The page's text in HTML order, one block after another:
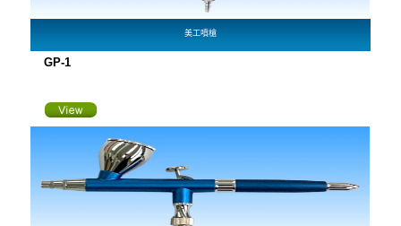
美工噴槍
GP-1